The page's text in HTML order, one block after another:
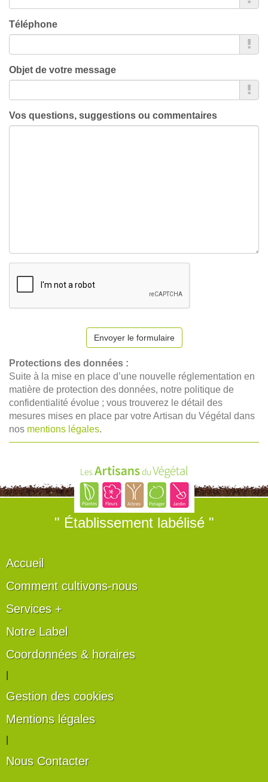
Téléphone
Objet de votre message
Vos questions, suggestions ou commentaires
Envoyer le formulaire
Protections des données :
Suite à la mise en place d’une nouvelle réglementation en
matière de protection des données, notre politique de
confidentialité évolue ; vous trouverez le détail des
mesures mises en place par votre Artisan du Végétal dans
nos mentions légales.
" Établissement labélisé "
Accueil
Comment cultivons-nous
Services +
Notre Label
Coordonnées & horaires
Gestion des cookies
Mentions légales
Nous Contacter